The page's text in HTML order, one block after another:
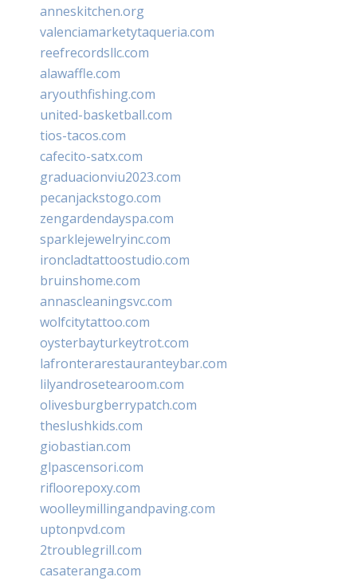
anneskitchen.org
valenciamarketytaqueria.com
reefrecordsllc.com
alawaffle.com
aryouthfishing.com
united-basketball.com
tios-tacos.com
cafecito-satx.com
graduacionviu2023.com
pecanjackstogo.com
zengardendayspa.com
sparklejewelryinc.com
ironcladtattoostudio.com
bruinshome.com
annascleaningsvc.com
wolfcitytattoo.com
oysterbayturkeytrot.com
lafronterarestauranteybar.com
lilyandrosetearoom.com
olivesburgberrypatch.com
theslushkids.com
giobastian.com
glpascensori.com
rifloorepoxy.com
woolleymillingandpaving.com
uptonpvd.com
2troublegrill.com
casateranga.com